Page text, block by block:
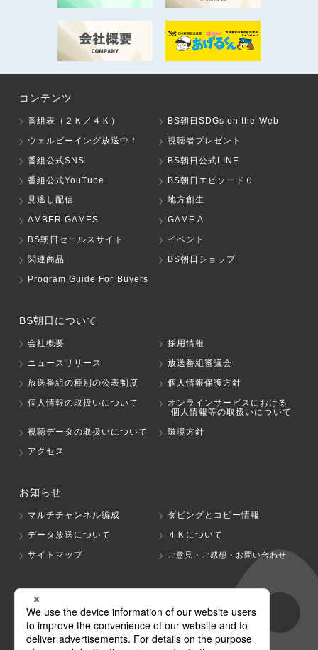
コンテンツ
番組表（２Ｋ／４Ｋ）
BS朝日SDGs on the Web
ウェルビーイング放送中！
視聴者プレゼント
番組公式SNS
BS朝日公式LINE
番組公式YouTube
BS朝日エピソード０
見逃し配信
地方創生
AMBER GAMES
GAME A
BS朝日セールスサイト
イベント
関連商品
BS朝日ショップ
Program Guide For Buyers
BS朝日について
会社概要
採用情報
ニュースリリース
放送番組審議会
放送番組の種別の公表制度
個人情報保護方針
個人情報の取扱いについて
オンラインサービスにおける
個人情報等の取扱いについて
視聴データの取扱いについて
環境方針
アクセス
お知らせ
マルチチャンネル編成
ダビングとコピー情報
データ放送について
４Ｋについて
サイトマップ
ご意見・ご感想・お問い合わせ
グループ会社
テレビ朝日 テレ朝チャンネル